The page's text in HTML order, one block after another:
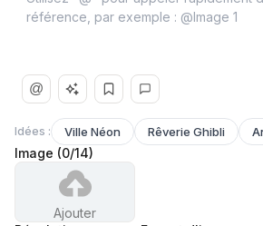
@
Idées : Ville Néon Rêverie Ghibli
Image (0/14)
Ajouter